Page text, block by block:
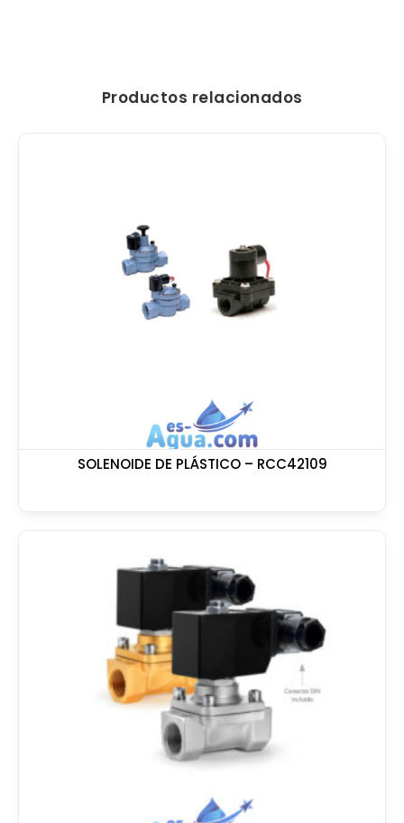
Productos relacionados
SOLENOIDE DE PLÁSTICO – RCC42109